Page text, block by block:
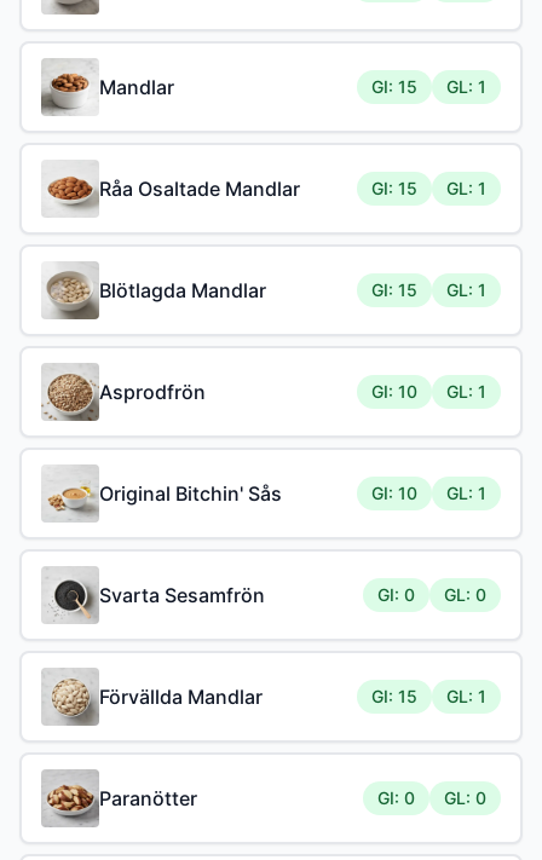
Mandlar GI: 15 GL: 1
Råa Osaltade Mandlar GI: 15 GL: 1
Blötlagda Mandlar GI: 15 GL: 1
Asprodfrön GI: 10 GL: 1
Original Bitchin' Sås GI: 10 GL: 1
Svarta Sesamfrön GI: 0 GL: 0
Förvällda Mandlar GI: 15 GL: 1
Paranötter GI: 0 GL: 0